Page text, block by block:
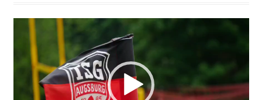
Video-
Player